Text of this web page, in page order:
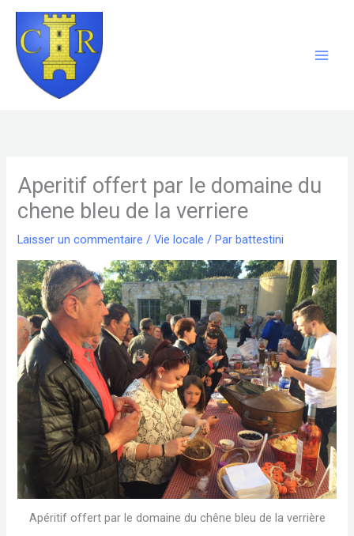
Aller
contenu
Aperitif offert par le domaine du
chene bleu de la verriere
Laisser un commentaire /Vie locale / Par battestini
Apéritif offert par le domaine du chêne bleu de la verrière